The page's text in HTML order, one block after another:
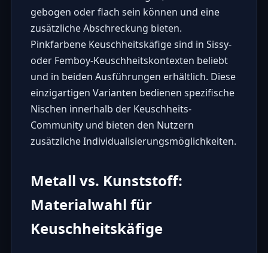
gebogen oder flach sein können und eine
zusätzliche Abschreckung bieten.
Pinkfarbene Keuschheitskäfige sind in Sissy-
oder Femboy-Keuschheitskontexten beliebt
und in beiden Ausführungen erhältlich. Diese
einzigartigen Varianten bedienen spezifische
Nischen innerhalb der Keuschheits-
Community und bieten den Nutzern
zusätzliche Individualisierungsmöglichkeiten.
Metall vs. Kunststoff:
Materialwahl für
Keuschheitskäfige